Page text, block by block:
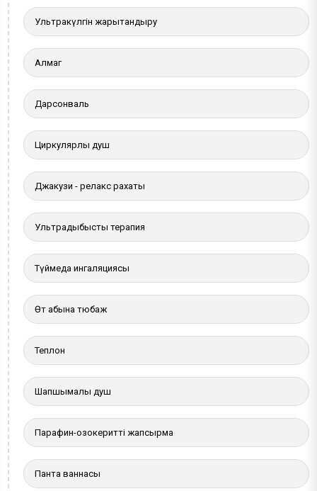
Ультракүлгін жарықтандыру
Алмаг
Дарсонваль
Циркулярлы душ
Джакузи - релакс рахаты
Ультрадыбыстық терапия
Түймедақ ингаляциясы
Өт қабына тюбаж
Теплон
Шапшымалы душ
Парафин-озокеритті жапсырма
Панта ваннасы